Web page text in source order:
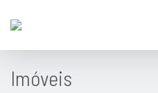
Imóveis